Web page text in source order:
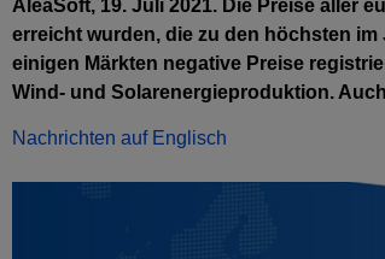
AleaSoft, 19. Juli 2021. Die Preise aller
erreicht wurden, die zu den höchsten
einigen Märkten negative Preise
Wind- und Solarenergieproduktion.
Nachrichten auf Englisch